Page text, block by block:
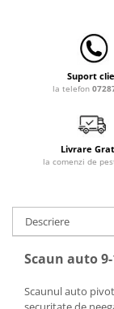
Suport
la telefon
Livrare
la comenzi de
Descriere
Scaun auto
Scaunul auto